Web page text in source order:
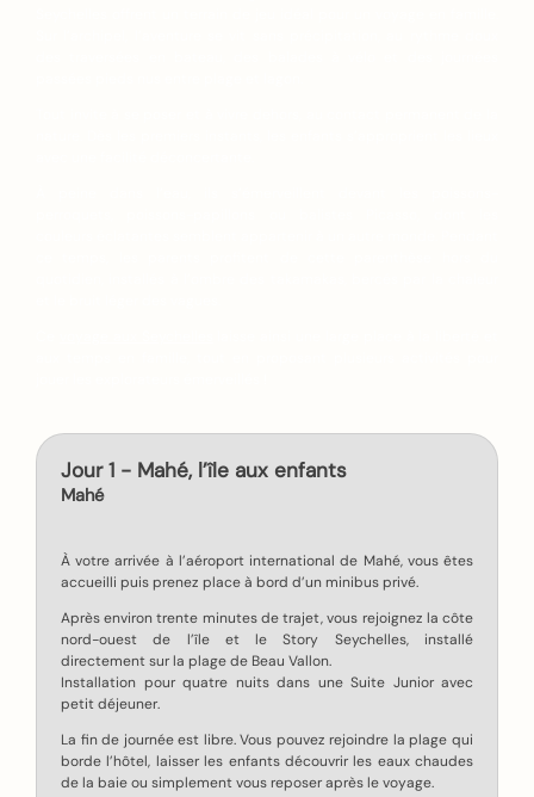
Jour 1 - Mahé, l’île aux enfants
Mahé
À votre arrivée à l’aéroport international de Mahé, vous êtes
accueilli puis prenez place à bord d’un minibus privé.
Après environ trente minutes de trajet, vous rejoignez la côte
nord-ouest de l’île et le Story Seychelles, installé
directement sur la plage de Beau Vallon.
Installation pour quatre nuits dans une Suite Junior avec
petit déjeuner.
La fin de journée est libre. Vous pouvez rejoindre la plage qui
borde l’hôtel, laisser les enfants découvrir les eaux chaudes
de la baie ou simplement vous reposer après le voyage.